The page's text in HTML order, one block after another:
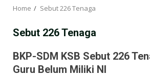
Home Sebut 226 Tenaga
Sebut 226 Tenaga
BKP-SDM KSB Sebut 226
Guru Belum Miliki NI